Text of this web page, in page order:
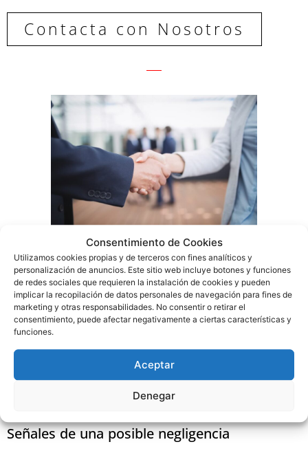
Consentimiento de Cookies
Utilizamos cookies propias y de terceros con fines analíticos y
personalización de anuncios. Este sitio web incluye botones y funciones
de redes sociales que requieren la instalación de cookies y pueden
implicar la recopilación de datos personales de navegación para fines de
marketing y otras responsabilidades. No consentir o retirar el
consentimiento, puede afectar negativamente a ciertas características y
funciones.
Aceptar
Denegar
Contacta con Nosotros
¿Cómo identificar una negligencia
médica en Barcelona?
Identificar una negligencia médica puede ser complejo, pero
hay señales y procedimientos que pueden ayudar a detectar
Señales de una posible negligencia